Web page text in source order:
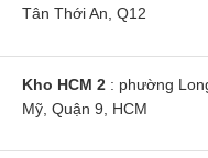
Samsung
| 305L 2
Tân Thới An, Q12
Kho HCM 2: phường
Mỹ, Quận 9, HCM